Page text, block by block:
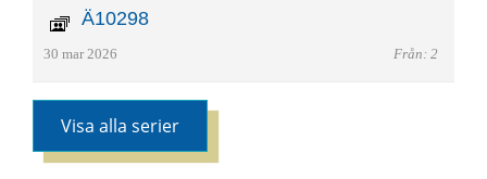
Ä10298
30 mar 2026 Från: 2
Visa alla serier